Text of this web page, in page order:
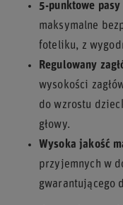
5-punktowe
maksymalne
foteliku, z
Regulowany
wysokości
do wzrostu
głowy.
Wysoka jakość
przyjemnych w
gwarantującego